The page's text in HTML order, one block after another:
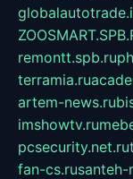
remontt.spb.ru
terramia.ru
artem-news.ru
imshowtv.ru
pcsecurity.net.ru
fan-cs.rusanteh-